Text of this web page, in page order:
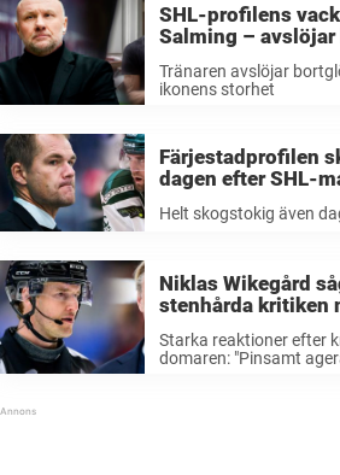
SHL-profilens
Salming –
Tränaren avslöjar
ikonens storhet
Färjestadprofilen
dagen efter SHL-
Helt skogstokig även
Niklas Wikegård
stenhårda kritiken
Starka reaktioner efter
domaren: "Pinsamt